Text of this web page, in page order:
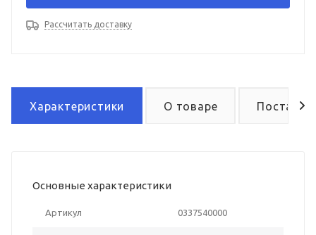
Рассчитать доставку
Характеристики О товаре Поставка
Основные характеристики
Артикул 0337540000